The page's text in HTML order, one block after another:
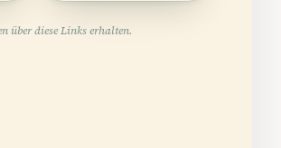
über diese Links erhalten.